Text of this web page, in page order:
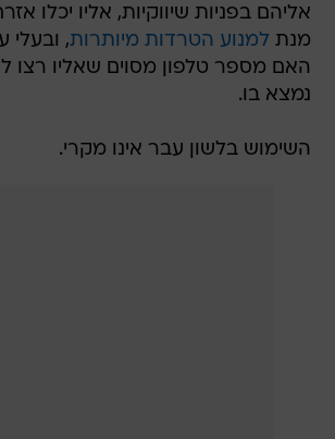
אליהם בפניות שיווקיות, אליו יכלו
מנת למנוע הטרדות מיותרות, ובעלי
האם מספר טלפון מסוים שאליו רצו
נמצא בו.
השימוש בלשון עבר אינו מקרי.